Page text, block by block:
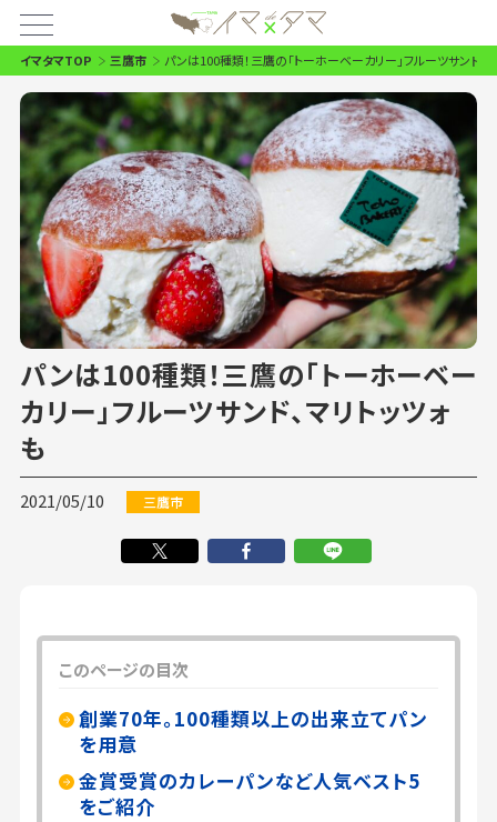
イマタマTOP 三鷹市 パンは100種類！三鷹の「トーホーベーカリー」フルーツサンド、
パンは100種類！三鷹の「トーホーベー
カリー」フルーツサンド、マリトッツォ
も
2021/05/10 三鷹市
このページの目次
創業70年。100種類以上の出来立てパン
を用意
金賞受賞のカレーパンなど人気ベスト5
をご紹介